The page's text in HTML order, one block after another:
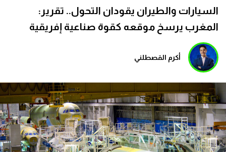
السيارات والطيران يقودان التحول.. تقرير:
المغرب يرسخ موقعه كقوة صناعية إفريقية
أكرم القصطلني